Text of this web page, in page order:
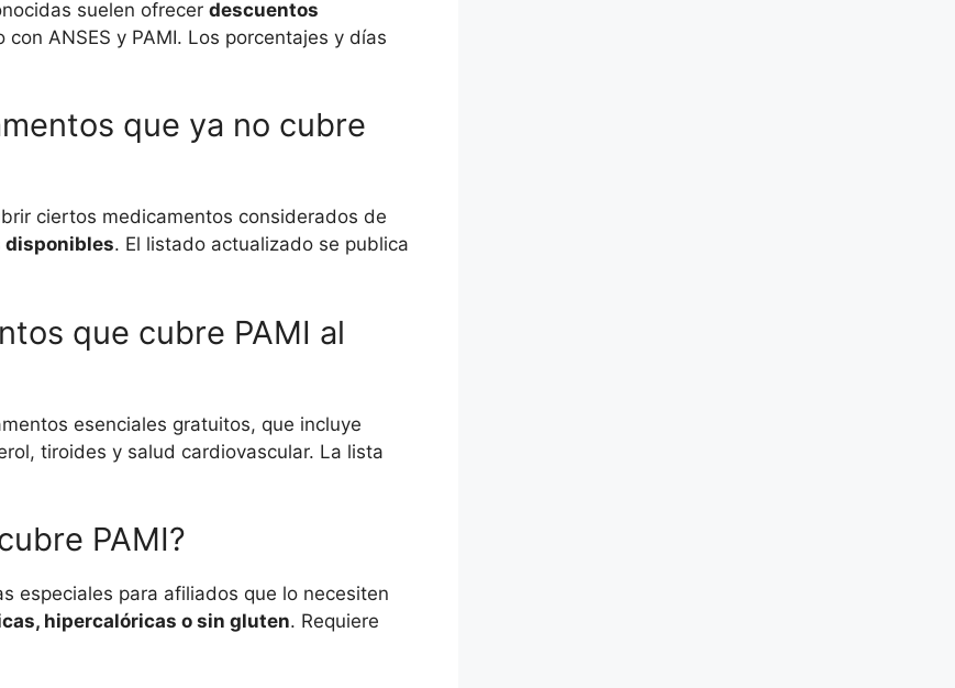
suelen ofrecer descuentos
con ANSES y PAMI. Los porcentajes y días
que ya no cubre
ciertos medicamentos considerados de
disponibles. El listado actualizado se publica
que cubre PAMI al
esenciales gratuitos, que incluye
tiroides y salud cardiovascular. La lista
PAMI?
especiales para afiliados que lo necesiten
hipercalóricas o sin gluten. Requiere